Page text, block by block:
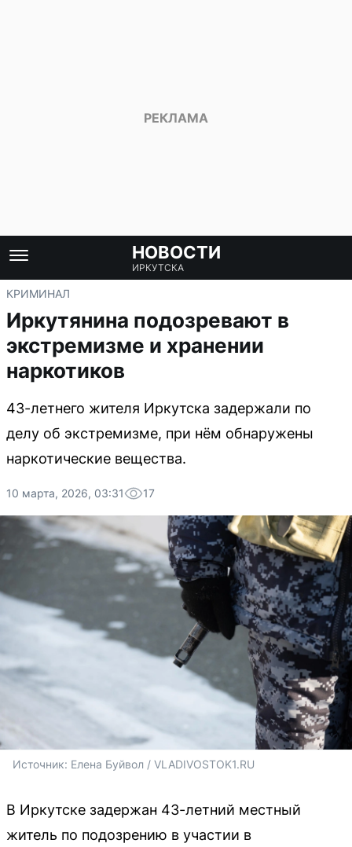
НОВОСТИ
ИРКУТСКА
КРИМИНАЛ
Иркутянина подозревают в
экстремизме и хранении
наркотиков
43-летнего жителя Иркутска задержали по
делу об экстремизме, при нём обнаружены
наркотические вещества.
10 марта, 2026, 03:31 17
Источник: Елена Буйвол / VLADIVOSTOK1.RU
В Иркутске задержан 43-летний местный
житель по подозрению в участии в